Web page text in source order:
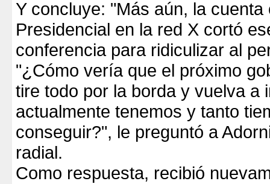
Y concluye: "Más aún, la cuenta
Presidencial en la red X cortó
conferencia para ridiculizar al
"¿Cómo vería que el próximo
tire todo por la borda y vuelva a
actualmente tenemos y tanto
conseguir?", le preguntó a
radial.
Como respuesta, recibió